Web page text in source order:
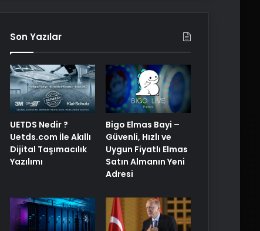
Son Yazılar
UETDS Nedir ?
Uetds.com İle Akıllı
Dijital Taşımacılık
Yazılımı
Bigo Elmas Bayi –
Güvenli, Hızlı ve
Uygun Fiyatlı Elmas
Satın Almanın Yeni
Adresi